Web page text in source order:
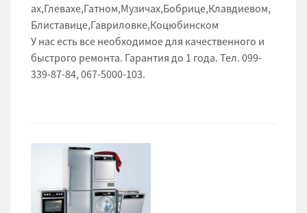
ах,Глевахе,Гатном,Музичах,Бобрице,Клавдиевом,
Блиставице,Гавриловке,Коцюбинском
У нас есть все необходимое для качественного и
быстрого ремонта. Гарантия до 1 года. Тел. 099-
339-87-84, 067-5000-103.